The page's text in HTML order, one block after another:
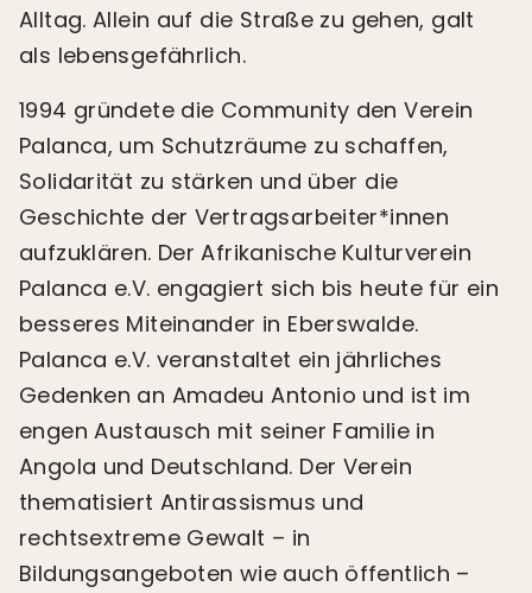
Alltag. Allein auf die Straße zu gehen, galt
als lebensgefährlich.
1994 gründete die Community den Verein
Palanca, um Schutzräume zu schaffen,
Solidarität zu stärken und über die
Geschichte der Vertragsarbeiter*innen
aufzuklären. Der Afrikanische Kulturverein
Palanca e.V. engagiert sich bis heute für ein
besseres Miteinander in Eberswalde.
Palanca e.V. veranstaltet ein jährliches
Gedenken an Amadeu Antonio und ist im
engen Austausch mit seiner Familie in
Angola und Deutschland. Der Verein
thematisiert Antirassismus und
rechtsextreme Gewalt – in
Bildungsangeboten wie auch öffentlich –